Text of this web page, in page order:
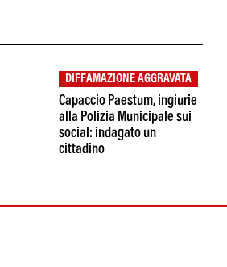
DIFFAMAZIONE AGGRAVATA
Capaccio Paestum, ingiurie
alla Polizia Municipale sui
social: indagato un
cittadino